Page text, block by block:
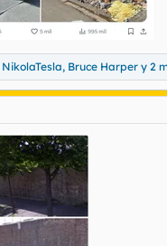
NikolaTesla, Bruce Harper y 2